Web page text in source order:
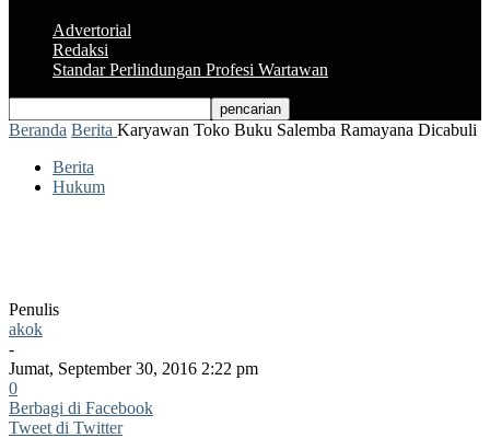
Advertorial
Redaksi
Standar Perlindungan Profesi Wartawan
Beranda Berita Karyawan Toko Buku Salemba Ramayana Dicabuli
Berita
Hukum
Penulis
akok
-
Jumat, September 30, 2016 2:22 pm
0
Berbagi di Facebook
Tweet di Twitter